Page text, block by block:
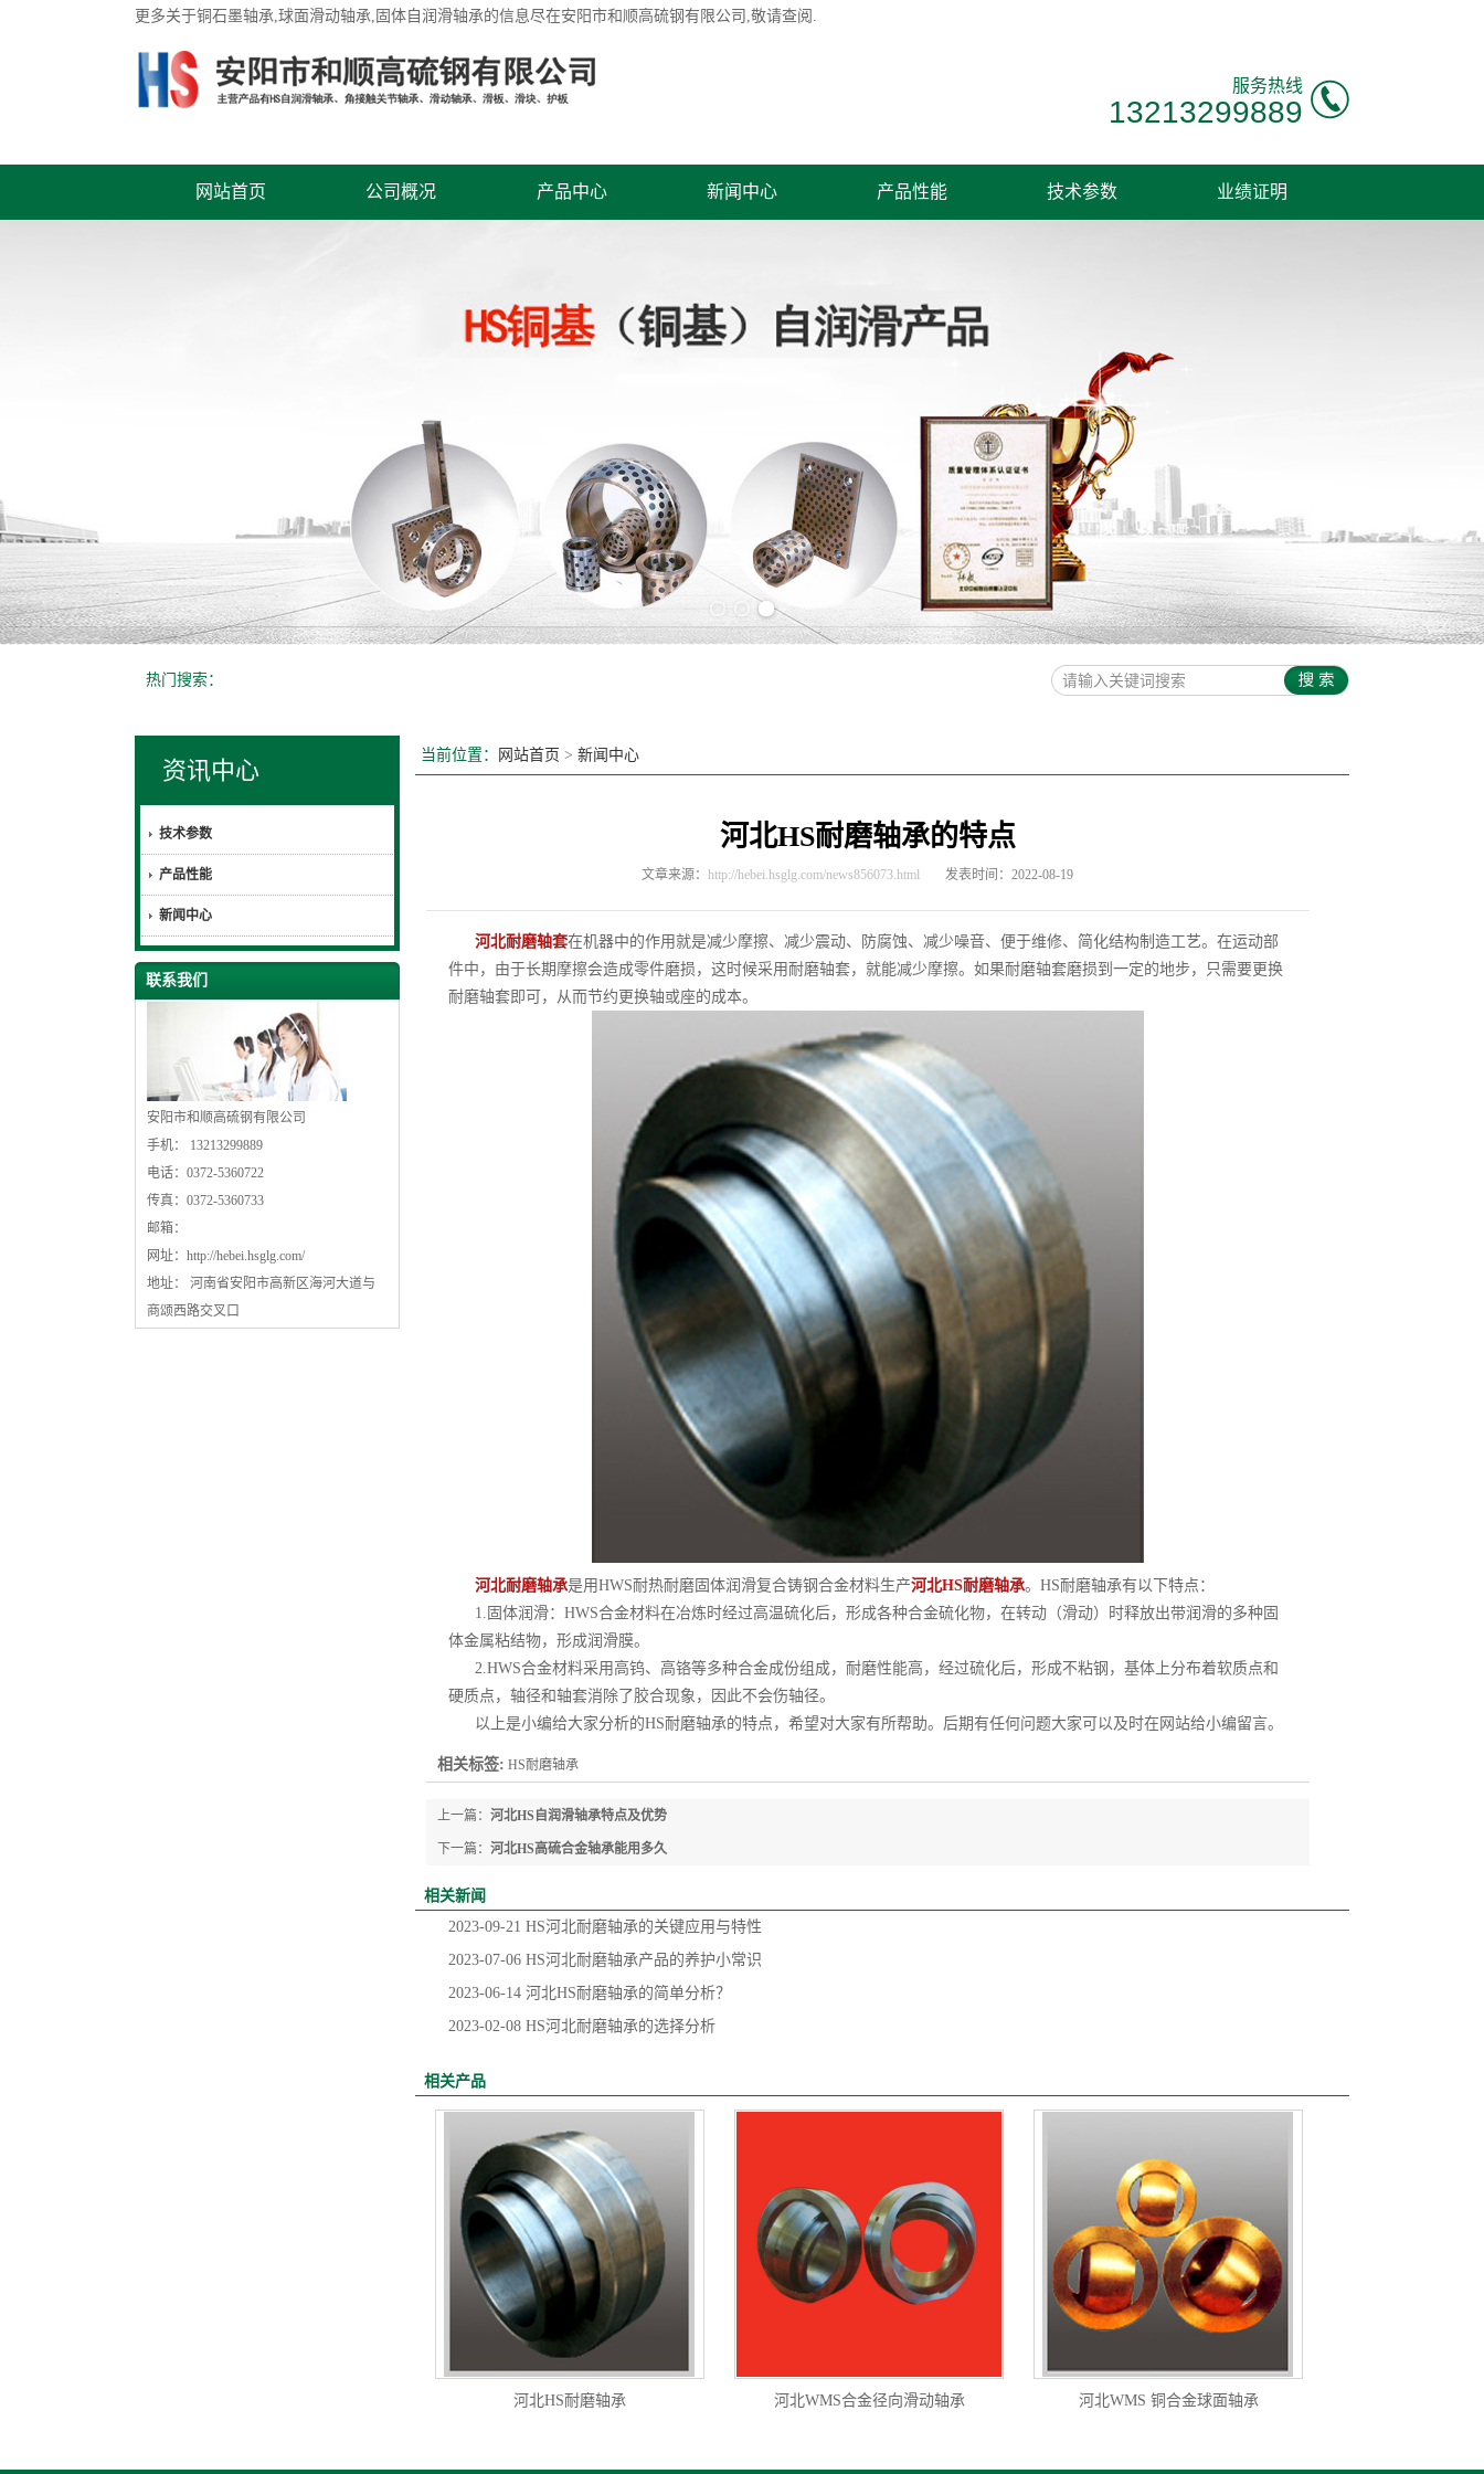
更多关于铜石墨轴承,球面滑动轴承,固体自润滑轴承的信息尽在安阳市和顺高硫钢有限公司,敬请查阅.
服务热线
13213299889
网站首页 公司概况 产品中心 新闻中心 产品性能 技术参数 业绩证明
热门搜索：
资讯中心
技术参数
产品性能
新闻中心
联系我们
安阳市和顺高硫钢有限公司
手机： 13213299889
电话：0372-5360722
传真：0372-5360733
邮箱：
网址： http://hebei.hsglg.com/
地址： 河南省安阳市高新区海河大道与
商颂西路交叉口
当前位置： 网站首页 > 新闻中心
河北HS耐磨轴承的特点
文章来源： http://hebei.hsglg.com/news856073.html 发表时间：2022-08-19
河北耐磨轴套在机器中的作用就是减少摩擦、减少震动、防腐蚀、减少噪音、便于维修、简化结构制造工艺。在运动部
件中，由于长期摩擦会造成零件磨损，这时候采用耐磨轴套，就能减少摩擦。如果耐磨轴套磨损到一定的地步，只需要更换
耐磨轴套即可，从而节约更换轴或座的成本。
河北耐磨轴承是用HWS耐热耐磨固体润滑复合铸钢合金材料生产河北HS耐磨轴承。HS耐磨轴承有以下特点：
1.固体润滑：HWS合金材料在冶炼时经过高温硫化后，形成各种合金硫化物，在转动（滑动）时释放出带润滑的多种固
体金属粘结物，形成润滑膜。
2.HWS合金材料采用高钨、高铬等多种合金成份组成，耐磨性能高，经过硫化后，形成不粘钢，基体上分布着软质点和
硬质点，轴径和轴套消除了胶合现象，因此不会伤轴径。
以上是小编给大家分析的HS耐磨轴承的特点，希望对大家有所帮助。后期有任何问题大家可以及时在网站给小编留言。
相关标签: HS耐磨轴承
上一篇： 河北HS自润滑轴承特点及优势
下一篇： 河北HS高硫合金轴承能用多久
相关新闻
2023-09-21 HS河北耐磨轴承的关键应用与特性
2023-07-06 HS河北耐磨轴承产品的养护小常识
2023-06-14 河北HS耐磨轴承的简单分析？
2023-02-08 HS河北耐磨轴承的选择分析
相关产品
河北HS耐磨轴承 河北WMS合金径向滑动轴承 河北WMS 铜合金球面轴承